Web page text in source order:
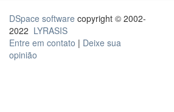
DSpace software copyright © 2002-
2022 LYRASIS
Entre em contato | Deixe sua
opinião